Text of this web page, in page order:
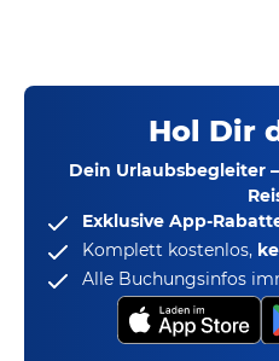
Hol Dir
Dein Urlaubsbegleiter
Exklusive App-
Komplett kostenlos,
Alle Buchungsinfos